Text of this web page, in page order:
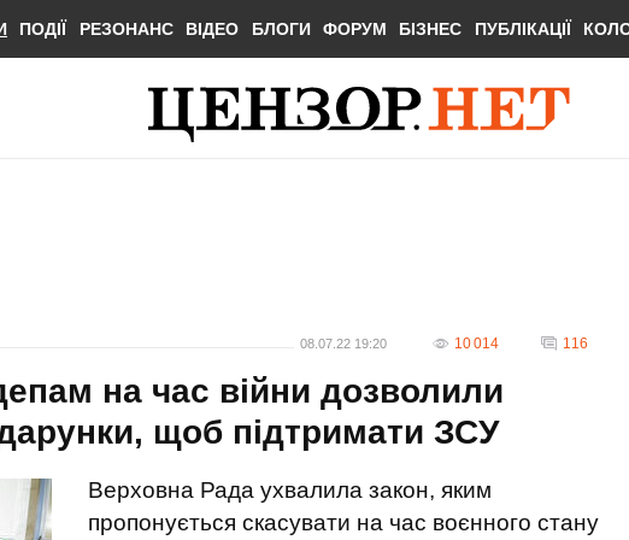
ПОДІЇ РЕЗОНАНС ВІДЕО БЛОГИ ФОРУМ БІЗНЕС ПУБЛІКАЦІЇ
08.07.22 19:20 10 014 116
на час війни дозволили
щоб підтримати ЗСУ
Верховна Рада ухвалила закон, яким
пропонується скасувати на час воєнного стану